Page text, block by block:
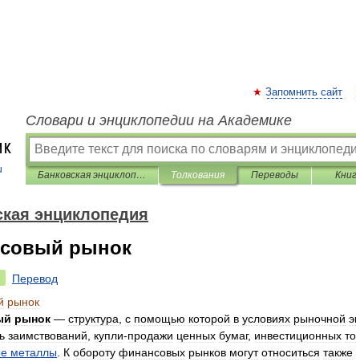
Запомнить сайт
Словари и энциклопедии на Академике
Банковская энциклопедия Толкования Переводы
энциклопедия
рынок
Перевод
рынок
рынок — структура с помощью которой в условиях рыночной
заимствований купли-продажи ценных бумаг, инвестиционных
металлы К обороту финансовых рынков могут относиться также